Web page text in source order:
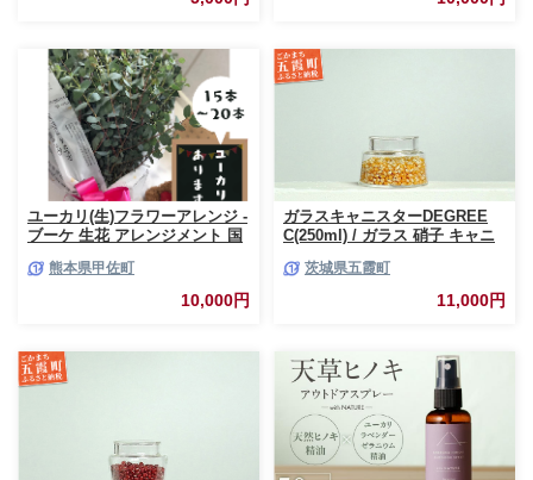
ユーカリ(生)フラワーアレンジ -
ブーケ 生花 アレンジメント 国
ンテリア 虫よけ作用 人気 おす
熊本県甲佐町
10,000円
ガラスキャニスターDEGREE
C(250ml) / ガラス 硝子 キャニ
耐熱 一生もの 職人 こだわり
JIDA デザインミュージアムセ
レクション 茨城県 五霞町
茨城県五霞町
11,000円